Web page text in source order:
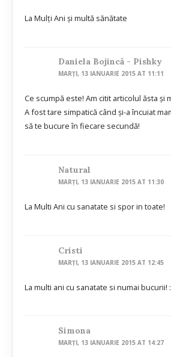
La Mulți Ani și multă sănătate
Daniela Bojincă - Pishky
MARȚI, 13 IANUARIE 2015 AT 11:11
Ce scumpă este! Am citit articolul ăsta și
A fost tare simpatică când și-a încuiat
să te bucure în fiecare secundă!
Natural
MARȚI, 13 IANUARIE 2015 AT 11:30
La Multi Ani cu sanatate si spor in toate!
Cristi
MARȚI, 13 IANUARIE 2015 AT 12:45
La multi ani cu sanatate si numai bucurii!
Simona
MARȚI, 13 IANUARIE 2015 AT 14:27